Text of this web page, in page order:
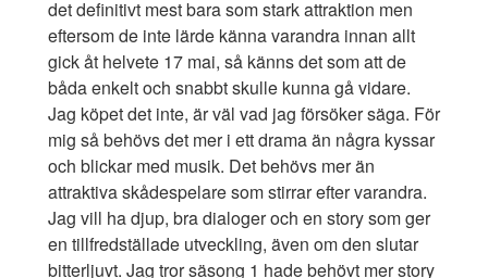
det definitivt mest bara som stark attraktion men
eftersom de inte lärde känna varandra innan allt
gick åt helvete 17 mai, så känns det som att de
båda enkelt och snabbt skulle kunna gå vidare.
Jag köpet det inte, är väl vad jag försöker säga. För
mig så behövs det mer i ett drama än några kyssar
och blickar med musik. Det behövs mer än
attraktiva skådespelare som stirrar efter varandra.
Jag vill ha djup, bra dialoger och en story som ger
en tillfredställade utveckling, även om den slutar
bitterljuvt. Jag tror säsong 1 hade behövt mer story